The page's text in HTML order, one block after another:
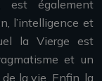
est également
l’intelligence et
la Vierge est
et un
la vie. Enfin, la